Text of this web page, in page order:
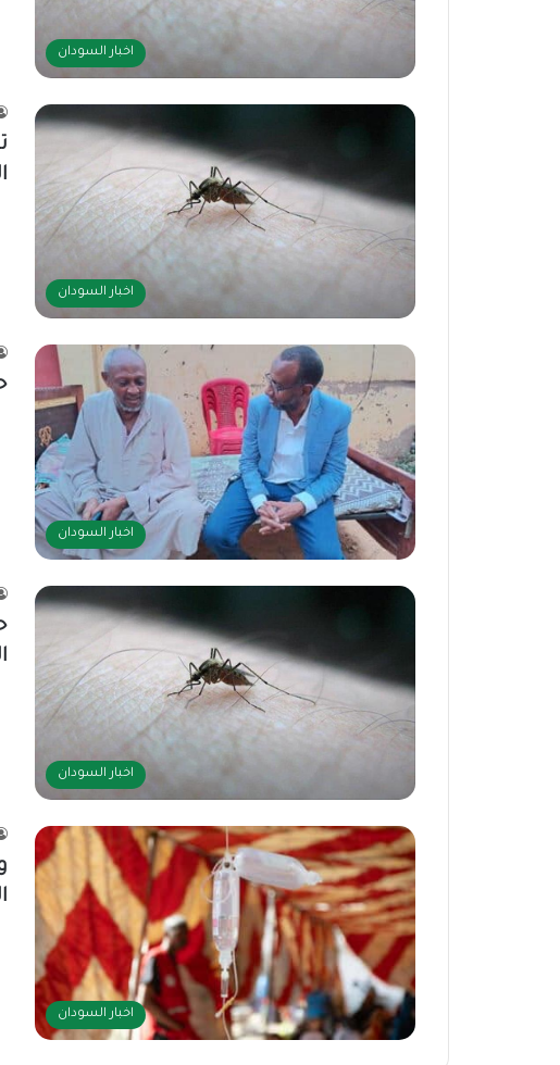
اخبار السودان
اخبار السودان
اخبار السودان
اخبار السودان
اخبار السودان